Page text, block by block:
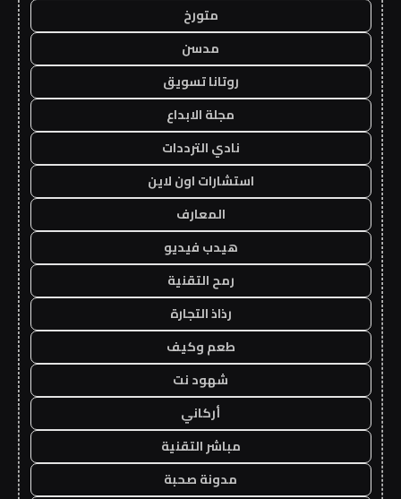
متورخ
مدسن
روتانا تسويق
مجلة الابداع
نادي الترددات
استشارات اون لاين
المعارف
هيدب فيديو
رمح التقنية
رذاذ التجارة
طعم وكيف
شهود نت
أركاني
مباشر التقنية
مدونة صحبة